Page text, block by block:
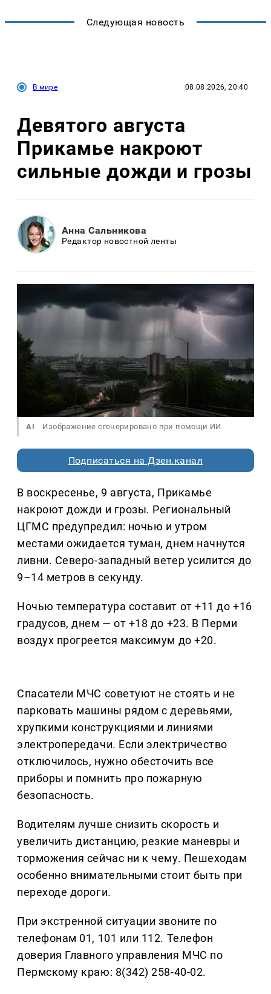
Следующая новость
В мире 08.08.2026, 20:40
Девятого августа
Прикамье накроют
сильные дожди и грозы
Анна Сальникова
Редактор новостной ленты
AI Изображение сгенерировано при помощи ИИ
Подписаться на Дзен.канал
В воскресенье, 9 августа, Прикамье
накроют дожди и грозы. Региональный
ЦГМС предупредил: ночью и утром
местами ожидается туман, днем начнутся
ливни. Северо-западный ветер усилится до
9–14 метров в секунду.
Ночью температура составит от +11 до +16
градусов, днем — от +18 до +23. В Перми
воздух прогреется максимум до +20.
Спасатели МЧС советуют не стоять и не
парковать машины рядом с деревьями,
хрупкими конструкциями и линиями
электропередачи. Если электричество
отключилось, нужно обесточить все
приборы и помнить про пожарную
безопасность.
Водителям лучше снизить скорость и
увеличить дистанцию, резкие маневры и
торможения сейчас ни к чему. Пешеходам
особенно внимательными стоит быть при
переходе дороги.
При экстренной ситуации звоните по
телефонам 01, 101 или 112. Телефон
доверия Главного управления МЧС по
Пермскому краю: 8(342) 258-40-02.